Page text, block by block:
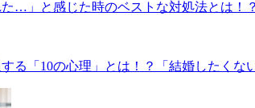
た…」と感じた時のベストな対処法とは
る「10の心理」とは！？「結婚したくな